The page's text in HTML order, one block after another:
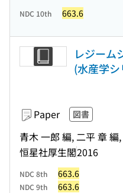
NDC 10th 663.6
レジーム
(水産学
Paper 図書
青木 一郎 編, 二平 章
恒星社厚生閣2016
NDC 8th 663.6
NDC 9th 663.6